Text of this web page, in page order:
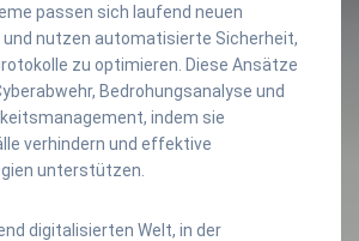
passen sich laufend neuen
und nutzen automatisierte Sicherheit,
zu optimieren. Diese Ansätze
Bedrohungsanalyse und
indem sie
verhindern und effektive
unterstützen.
digitalisierten Welt, in der